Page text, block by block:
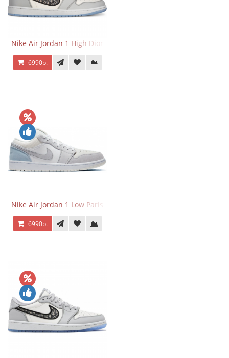
Nike Air Jordan 1 High Dior
6990р.
Nike Air Jordan 1 Low Paris
6990р.